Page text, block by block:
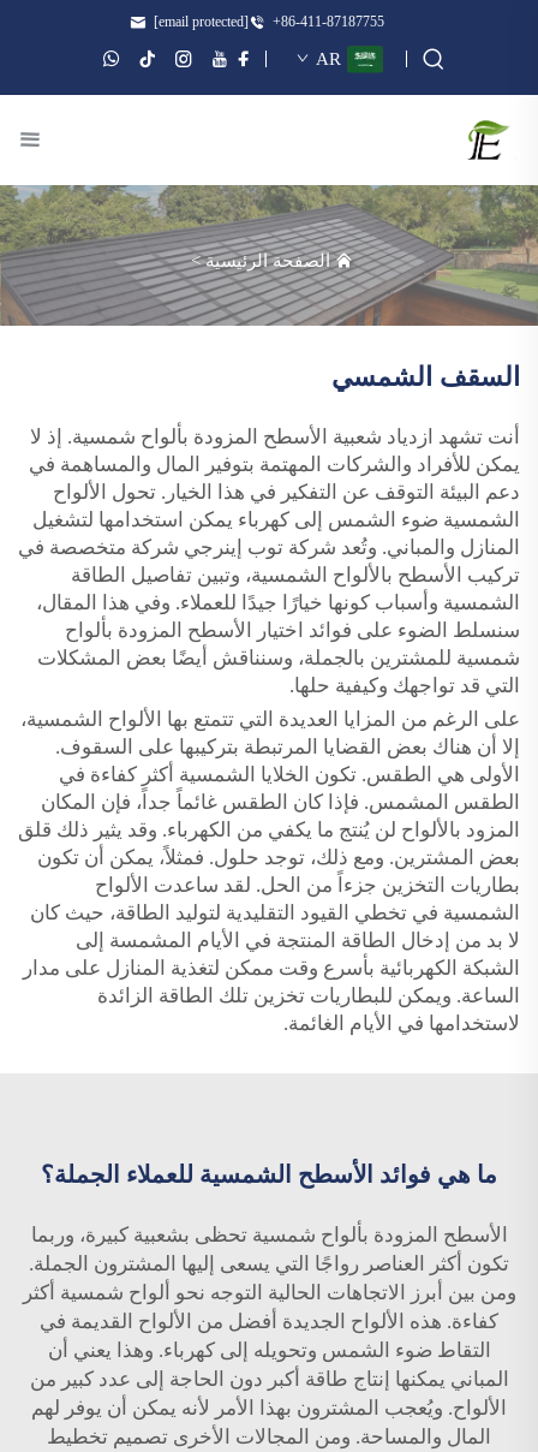
+86-411-87187755
[email protected]
AR
الصفحة الرئيسية>
السقف الشمسي
أنت تشهد ازدياد شعبية الأسطح المزودة بألواح شمسية. إذ لا
يمكن للأفراد والشركات المهتمة بتوفير المال والمساهمة في
دعم البيئة التوقف عن التفكير في هذا الخيار. تحول الألواح
الشمسية ضوء الشمس إلى كهرباء يمكن استخدامها لتشغيل
المنازل والمباني. وتُعد شركة توب إينرجي شركة متخصصة في
تركيب الأسطح بالألواح الشمسية، وتبين تفاصيل الطاقة
الشمسية وأسباب كونها خيارًا جيدًا للعملاء. وفي هذا المقال،
سنسلط الضوء على فوائد اختيار الأسطح المزودة بألواح
شمسية للمشترين بالجملة، وسنناقش أيضًا بعض المشكلات
التي قد تواجهك وكيفية حلها.
على الرغم من المزايا العديدة التي تتمتع بها الألواح الشمسية،
إلا أن هناك بعض القضايا المرتبطة بتركيبها على السقوف.
الأولى هي الطقس. تكون الخلايا الشمسية أكثر كفاءة في
الطقس المشمس. فإذا كان الطقس غائماً جداً، فإن المكان
المزود بالألواح لن يُنتج ما يكفي من الكهرباء. وقد يثير ذلك قلق
بعض المشترين. ومع ذلك، توجد حلول. فمثلاً، يمكن أن تكون
بطاريات التخزين جزءاً من الحل. لقد ساعدت الألواح
الشمسية في تخطي القيود التقليدية لتوليد الطاقة، حيث كان
لا بد من إدخال الطاقة المنتجة في الأيام المشمسة إلى
الشبكة الكهربائية بأسرع وقت ممكن لتغذية المنازل على مدار
الساعة. ويمكن للبطاريات تخزين تلك الطاقة الزائدة
لاستخدامها في الأيام الغائمة.
ما هي فوائد الأسطح الشمسية للعملاء الجملة؟
الأسطح المزودة بألواح شمسية تحظى بشعبية كبيرة، وربما
تكون أكثر العناصر رواجًا التي يسعى إليها المشترون الجملة.
ومن بين أبرز الاتجاهات الحالية التوجه نحو ألواح شمسية أكثر
كفاءة. هذه الألواح الجديدة أفضل من الألواح القديمة في
التقاط ضوء الشمس وتحويله إلى كهرباء. وهذا يعني أن
المباني يمكنها إنتاج طاقة أكبر دون الحاجة إلى عدد كبير من
الألواح. ويُعجب المشترون بهذا الأمر لأنه يمكن أن يوفر لهم
المال والمساحة. ومن المجالات الأخرى تصميم تخطيط